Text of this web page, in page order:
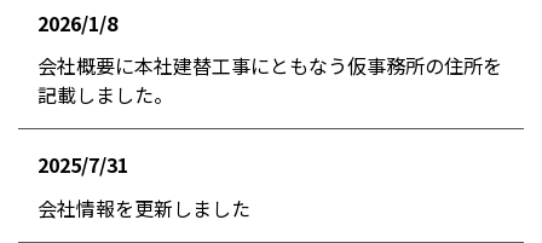
2026/1/8
お知らせ
会社概要に本社建替工事にともなう仮事務所の住所を
記載しました。
2025/7/31
お知らせ
会社情報を更新しました